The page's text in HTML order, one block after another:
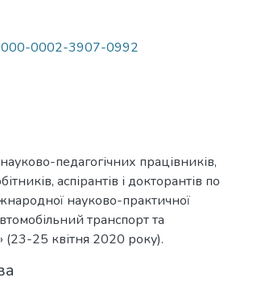
0002-3907-0992
педагогічних працівників,
аспірантів і докторантів по
науково-практичної
транспорт та
(23-25 квітня 2020 року).